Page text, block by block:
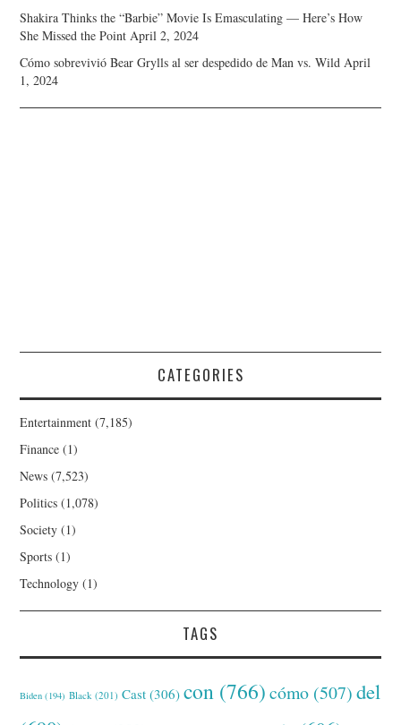
Shakira Thinks the “Barbie” Movie Is Emasculating — Here’s How
She Missed the Point April 2, 2024
Cómo sobrevivió Bear Grylls al ser despedido de Man vs. Wild April
1, 2024
CATEGORIES
Entertainment (7,185)
Finance (1)
News (7,523)
Politics (1,078)
Society (1)
Sports (1)
Technology (1)
TAGS
Biden (194) Black (201) Cast (306) con (766) cómo (507) del